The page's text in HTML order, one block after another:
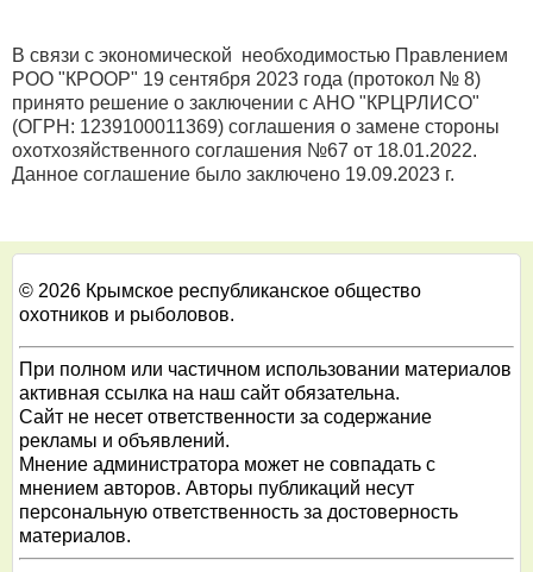
В связи с экономической необходимостью Правлением
РОО "КРООР" 19 сентября 2023 года (протокол № 8)
принято решение о заключении с АНО "КРЦРЛИСО"
(ОГРН: 1239100011369) соглашения о замене стороны
охотхозяйственного соглашения №67 от 18.01.2022.
Данное соглашение было заключено 19.09.2023 г.
© 2026 Крымское республиканское общество
охотников и рыболовов.
При полном или частичном использовании материалов
активная ссылка на наш сайт обязательна.
Сайт не несет ответственности за содержание
рекламы и объявлений.
Мнение администратора может не совпадать с
мнением авторов. Авторы публикаций несут
персональную ответственность за достоверность
материалов.